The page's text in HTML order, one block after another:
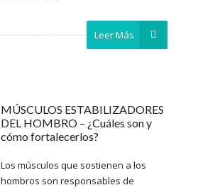
Leer Más
MÚSCULOS ESTABILIZADORES
DEL HOMBRO – ¿Cuáles son y
cómo fortalecerlos?
Los músculos que sostienen a los
hombros son responsables de